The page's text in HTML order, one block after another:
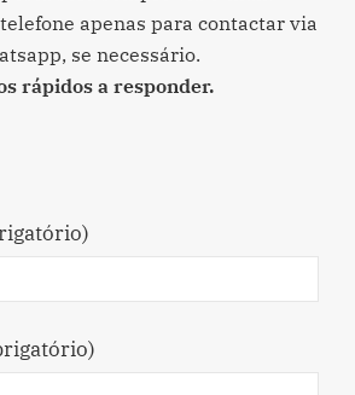
apenas para contactar via
se necessário.
rápidos a responder.